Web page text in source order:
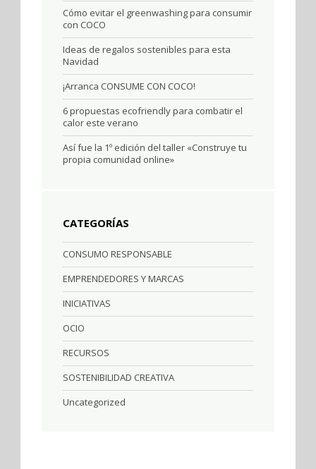
Cómo evitar el greenwashing para consumir
con COCO
Ideas de regalos sostenibles para esta
Navidad
¡Arranca CONSUME CON COCO!
6 propuestas ecofriendly para combatir el
calor este verano
Así fue la 1º edición del taller «Construye tu
propia comunidad online»
CATEGORÍAS
CONSUMO RESPONSABLE
EMPRENDEDORES Y MARCAS
INICIATIVAS
OCIO
RECURSOS
SOSTENIBILIDAD CREATIVA
Uncategorized